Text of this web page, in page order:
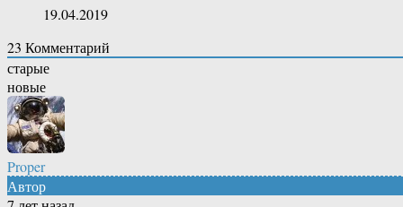
19.04.2019
23 Комментарий
старые
новые
Proper
Автор